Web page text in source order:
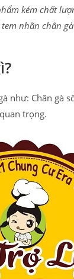
kém chất
nhãn chân
Chân gà
trọng.